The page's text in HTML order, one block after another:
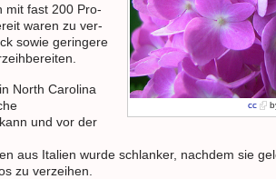
cc
mit fast 200 Pro-
waren zu ver-
sowie geringere
North Carolina
und vor der
aus Italien wurde schlanker, nachdem sie
zu verzeihen.